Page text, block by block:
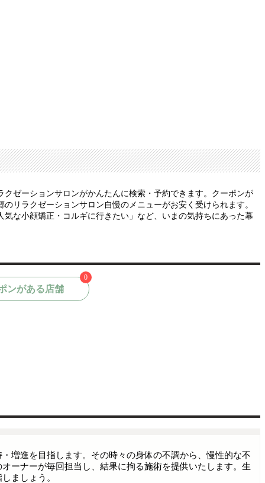
ゼーションサロンがかんたんに検索・予約できます。クーポンが
リラクゼーションサロン自慢のメニューがお安く受けられます。
な小顔矯正・コルギに行きたい」など、いまの気持ちにあった幕
ンがある店舗
0
増進を目指します。その時々の身体の不調から、慢性的な不
ーナーが毎回担当し、結果に拘る施術を提供いたします。生
ましょう。